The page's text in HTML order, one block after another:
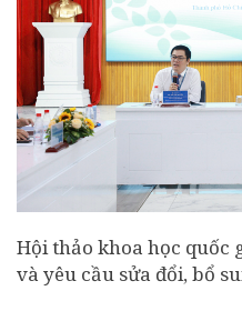
Hội thảo khoa học quốc
và yêu cầu sửa đổi, bổ